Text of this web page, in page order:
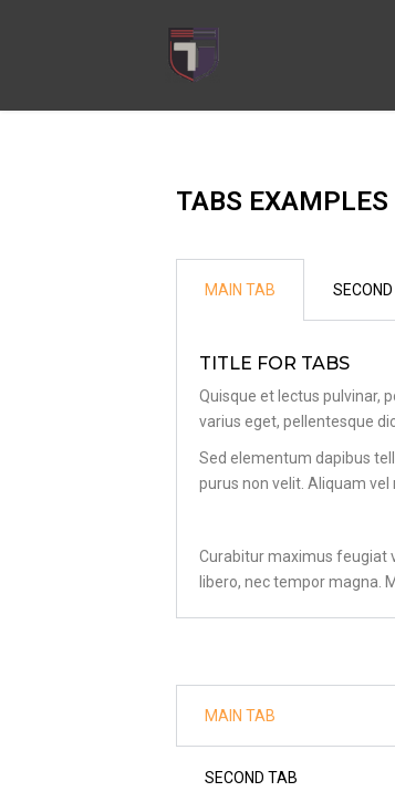
TABS EXAMPLES
MAIN TAB
TITLE FOR TABS
Quisque et lectus pulvinar,
varius eget, pellentesque
Sed elementum dapibus
purus non velit. Aliquam
Curabitur maximus feugiat
libero, nec tempor magna.
MAIN TAB
SECOND TAB